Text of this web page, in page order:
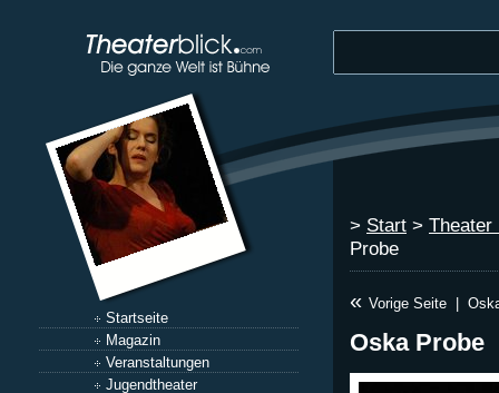
Startseite
Magazin
Veranstaltungen
Jugendtheater
> Start > Theater
Probe
« Vorige Seite
Oska Probe